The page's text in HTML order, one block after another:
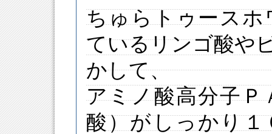
ちゅらトゥース
ているリンゴ酸や
かして、
アミノ酸高分子
酸）がしっかり